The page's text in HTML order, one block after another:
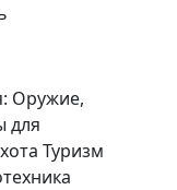
Оружие,
для
Туризм